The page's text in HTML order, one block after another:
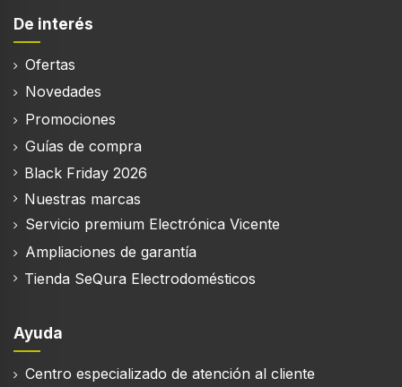
De interés
Ofertas
Novedades
Promociones
Guías de compra
Black Friday 2026
Nuestras marcas
Servicio premium Electrónica Vicente
Ampliaciones de garantía
Tienda SeQura Electrodomésticos
Ayuda
Centro especializado de atención al cliente